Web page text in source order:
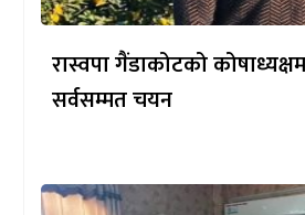
रास्वपा गैंडाकोटको
सर्वसम्मत चयन